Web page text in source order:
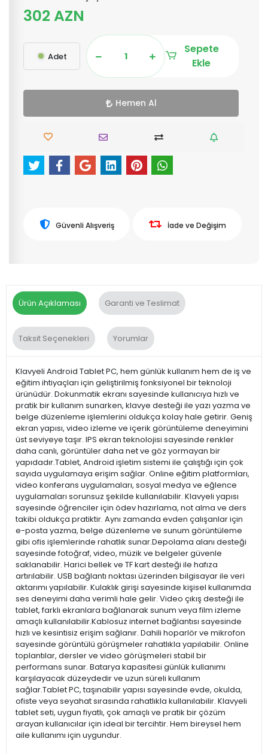
302 AZN
Adet
Sepete
Ekle
Hemen Al
Güvenli Alışveriş İade ve Değişim
Ürün Açıklaması Garanti ve Teslimat
Taksit Seçenekleri Yorumlar
Klavyeli Android Tablet PC, hem günlük kullanım hem de iş ve
eğitim ihtiyaçları için geliştirilmiş fonksiyonel bir teknoloji
ürünüdür. Dokunmatik ekranı sayesinde kullanıcıya hızlı ve
pratik bir kullanım sunarken, klavye desteği ile yazı yazma ve
belge düzenleme işlemlerini oldukça kolay hale getirir. Geniş
ekran yapısı, video izleme ve içerik görüntüleme deneyimini
üst seviyeye taşır. IPS ekran teknolojisi sayesinde renkler
daha canlı, görüntüler daha net ve göz yormayan bir
yapıdadır.Tablet, Android işletim sistemi ile çalıştığı için çok
sayıda uygulamaya erişim sağlar. Online eğitim platformları,
video konferans uygulamaları, sosyal medya ve eğlence
uygulamaları sorunsuz şekilde kullanılabilir. Klavyeli yapısı
sayesinde öğrenciler için ödev hazırlama, not alma ve ders
takibi oldukça pratiktir. Aynı zamanda evden çalışanlar için
e-posta yazma, belge düzenleme ve sunum görüntüleme
gibi ofis işlemlerinde rahatlık sunar.Depolama alanı desteği
sayesinde fotoğraf, video, müzik ve belgeler güvenle
saklanabilir. Harici bellek ve TF kart desteği ile hafıza
artırılabilir. USB bağlantı noktası üzerinden bilgisayar ile veri
aktarımı yapılabilir. Kulaklık girişi sayesinde kişisel kullanımda
ses deneyimi daha verimli hale gelir. Video çıkış desteği ile
tablet, farklı ekranlara bağlanarak sunum veya film izleme
amaçlı kullanılabilir.Kablosuz internet bağlantısı sayesinde
hızlı ve kesintisiz erişim sağlanır. Dahili hoparlör ve mikrofon
sayesinde görüntülü görüşmeler rahatlıkla yapılabilir. Online
toplantılar, dersler ve video görüşmeleri stabil bir
performans sunar. Batarya kapasitesi günlük kullanımı
karşılayacak düzeydedir ve uzun süreli kullanım
sağlar.Tablet PC, taşınabilir yapısı sayesinde evde, okulda,
ofiste veya seyahat sırasında rahatlıkla kullanılabilir. Klavyeli
tablet seti, uygun fiyatlı, çok amaçlı ve pratik bir çözüm
arayan kullanıcılar için ideal bir tercihtir. Hem bireysel hem
aile kullanımı için uygundur.